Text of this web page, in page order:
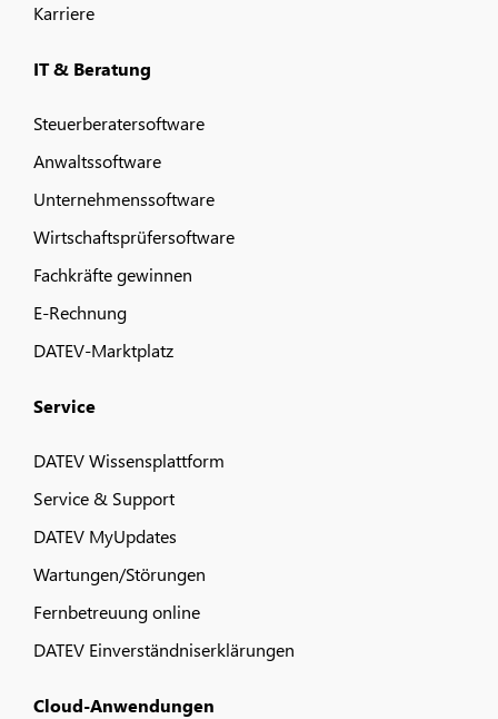
Karriere
IT & Beratung
Steuerberatersoftware
Anwaltssoftware
Unternehmenssoftware
Wirtschaftsprüfersoftware
Fachkräfte gewinnen
E-Rechnung
DATEV-Marktplatz
Service
DATEV Wissensplattform
Service & Support
DATEV MyUpdates
Wartungen/Störungen
Fernbetreuung online
DATEV Einverständniserklärungen
Cloud-Anwendungen